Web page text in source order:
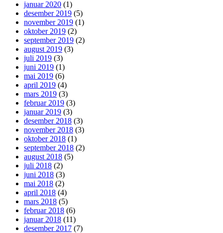
januar 2020 (1)
desember 2019 (5)
november 2019 (1)
oktober 2019 (2)
september 2019 (2)
august 2019 (3)
juli 2019 (3)
juni 2019 (1)
mai 2019 (6)
april 2019 (4)
mars 2019 (3)
februar 2019 (3)
januar 2019 (3)
desember 2018 (3)
november 2018 (3)
oktober 2018 (1)
september 2018 (2)
august 2018 (5)
juli 2018 (2)
juni 2018 (3)
mai 2018 (2)
april 2018 (4)
mars 2018 (5)
februar 2018 (6)
januar 2018 (11)
desember 2017 (7)